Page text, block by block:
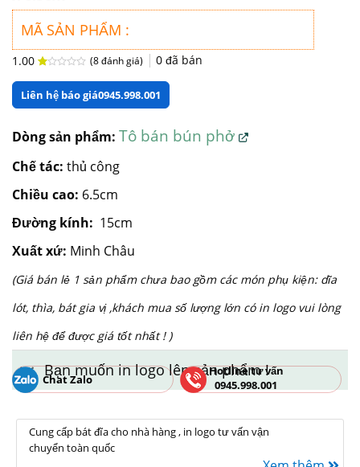
MÃ SẢN PHẨM :
1.00
5
giá
(8đánh giá) 0đã bán
Liên hệ báo giá0945.998.001
Dòng sản phẩm: Tô bán bún phở
Chế tác: thủ công
Chiều cao: 6.5cm
Đường kính: 15cm
Xuất xứ: Minh Châu
(Giá bán lẻ 1 sản phẩm chưa bao gồm các món phụ kiện: dĩa
lót, thìa, bát gia vị ,khách mua số lượng lớn có in logo vui lòng
liên hệ để được giá tốt nhất ! )
Bạn muốn in logo lên sản phẩm !
Chat Zalo
Hotline tư vấn
0945.998.001
Cung cấp bát đĩa cho nhà hàng , in logo tư vấn vận
chuyển toàn quốc